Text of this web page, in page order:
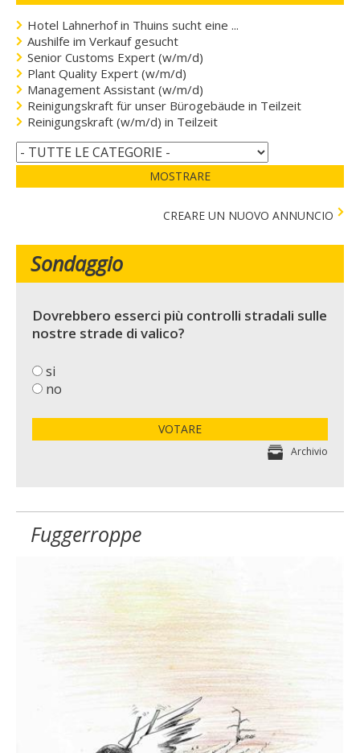
Hotel Lahnerhof in Thuins sucht eine ...
Aushilfe im Verkauf gesucht
Senior Customs Expert (w/m/d)
Plant Quality Expert (w/m/d)
Management Assistant (w/m/d)
Reinigungskraft für unser Bürogebäude in Teilzeit
Reinigungskraft (w/m/d) in Teilzeit
MOSTRARE
CREARE UN NUOVO ANNUNCIO
Sondaggio
Dovrebbero esserci più controlli stradali sulle
nostre strade di valico?
si
no
VOTARE
Archivio
Fuggerroppe